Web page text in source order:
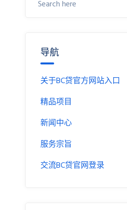
导航
关于BC贷官方网站入口
精品项目
新闻中心
服务宗旨
交流BC贷官网登录